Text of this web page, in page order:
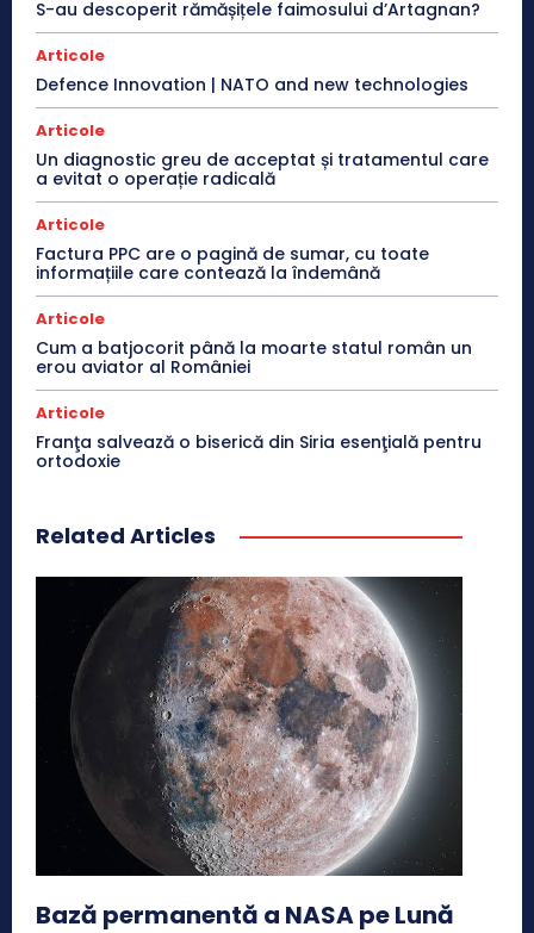
S-au descoperit rămășițele faimosului d’Artagnan?
Articole
Defence Innovation | NATO and new technologies
Articole
Un diagnostic greu de acceptat și tratamentul care
a evitat o operație radicală
Articole
Factura PPC are o pagină de sumar, cu toate
informațiile care contează la îndemână
Articole
Cum a batjocorit până la moarte statul român un
erou aviator al României
Articole
Franţa salvează o biserică din Siria esenţială pentru
ortodoxie
Related Articles
Bază permanentă a NASA pe Lună